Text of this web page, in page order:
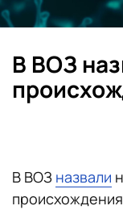
В ВОЗ
В ВОЗ назвали